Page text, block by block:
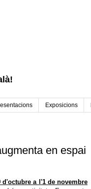
Exposicions
en espai
d'octubre a l'1 de novembre